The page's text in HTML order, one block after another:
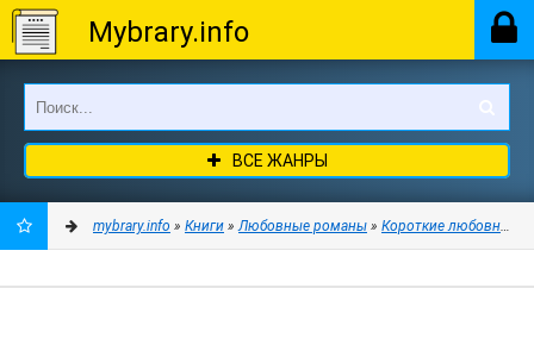
Mybrary.info
ВСЕ ЖАНРЫ
mybrary.info » Книги »Любовные романы » Короткие любовные